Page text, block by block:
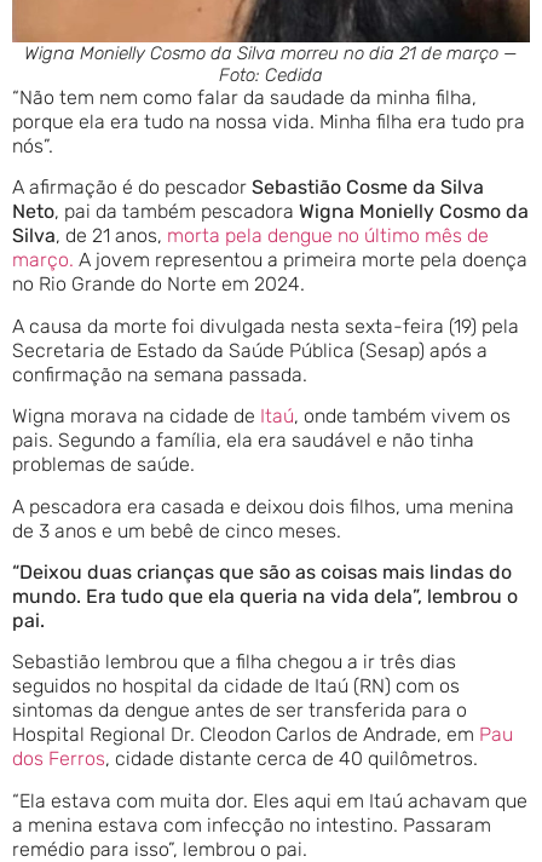
Wigna Monielly Cosmo da Silva morreu no dia 21 de março —
Foto: Cedida
“Não tem nem como falar da saudade da minha filha,
porque ela era tudo na nossa vida. Minha filha era tudo pra
nós”.
A afirmação é do pescador Sebastião Cosme da Silva
Neto, pai da também pescadora Wigna Monielly Cosmo da
Silva, de 21 anos, morta pela dengue no último mês de
março. A jovem representou a primeira morte pela doença
no Rio Grande do Norte em 2024.
A causa da morte foi divulgada nesta sexta-feira (19) pela
Secretaria de Estado da Saúde Pública (Sesap) após a
confirmação na semana passada.
Wigna morava na cidade de Itaú, onde também vivem os
pais. Segundo a família, ela era saudável e não tinha
problemas de saúde.
A pescadora era casada e deixou dois filhos, uma menina
de 3 anos e um bebê de cinco meses.
“Deixou duas crianças que são as coisas mais lindas do
mundo. Era tudo que ela queria na vida dela”, lembrou o
pai.
Sebastião lembrou que a filha chegou a ir três dias
seguidos no hospital da cidade de Itaú (RN) com os
sintomas da dengue antes de ser transferida para o
Hospital Regional Dr. Cleodon Carlos de Andrade, em Pau
dos Ferros, cidade distante cerca de 40 quilômetros.
“Ela estava com muita dor. Eles aqui em Itaú achavam que
a menina estava com infecção no intestino. Passaram
remédio para isso”, lembrou o pai.